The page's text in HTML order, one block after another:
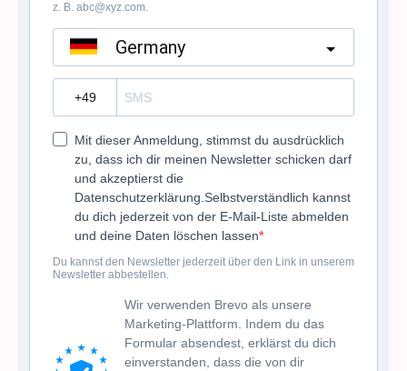
z. B. abc@xyz.com.
Germany
Mit dieser Anmeldung, stimmst du ausdrücklich
zu, dass ich dir meinen Newsletter schicken darf
und akzeptierst die
Datenschutzerklärung.Selbstverständlich kannst
du dich jederzeit von der E-Mail-Liste abmelden
und deine Daten löschen lassen
Du kannst den Newsletter jederzeit über den Link in unserem
Newsletter abbestellen.
Wir verwenden Brevo als unsere
Marketing-Plattform. Indem du das
Formular absendest, erklärst du dich
einverstanden, dass die von dir